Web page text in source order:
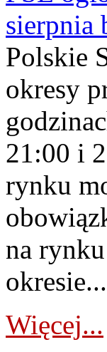
sierpnia
Polskie
okresy
21:00 i
rynku
na
okresie...
Więcej...